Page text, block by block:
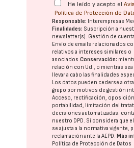
He leído y acepto el
Política de Protección de
Responsable: Interempresas
Finalidades: Suscripción a
newsletter(s). Gestión de
Envío de emails relacionados
relativos a intereses similares o
asociados.Conservación:
relación con Ud., o mientras sea
llevar a cabo las finalidades
Los datos pueden cederse a
grupo por motivos de gestión
Acceso, rectificación,
portabilidad, limitación del
decisiones automatizadas:
nuestro DPD. Si considera que
se ajusta a la normativa vigente,
reclamación ante laAEPD. Más
Política de Protección de Datos